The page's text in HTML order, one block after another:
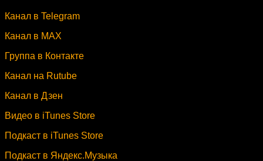
Канал в Telegram
Канал в MAX
Группа в Контакте
Канал на Rutube
Канал в Дзен
Видео в iTunes Store
Подкаст в iTunes Store
Подкаст в Яндекс.Музыка